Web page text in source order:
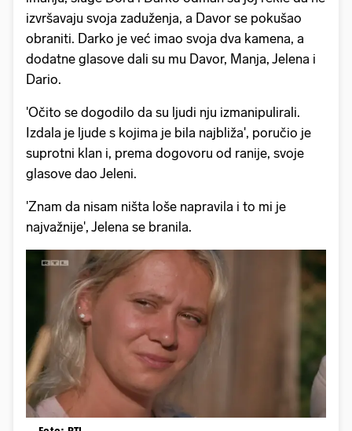
izvršavaju svoja zaduženja, a Davor se pokušao
obraniti. Darko je već imao svoja dva kamena, a
dodatne glasove dali su mu Davor, Manja, Jelena i
Dario.
'Očito se dogodilo da su ljudi nju izmanipulirali.
Izdala je ljude s kojima je bila najbliža', poručio je
suprotni klan i, prema dogovoru od ranije, svoje
glasove dao Jeleni.
'Znam da nisam ništa loše napravila i to mi je
najvažnije', Jelena se branila.